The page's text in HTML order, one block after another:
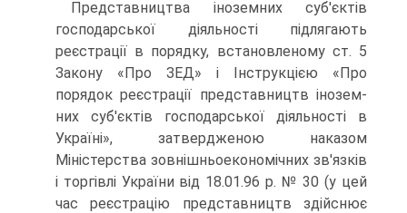
Представництва іноземних суб'єктів
господарської діяльності підлягають
реєстрації в порядку, встановленому ст. 5
Закону «Про ЗЕД» і Інструкцією «Про
порядок реєстрації представництв інозем­
них суб'єктів господарської діяльності в
Україні», затвердженою наказом
Міністерства зовнішньоекономічних зв'язків
і торгівлі України від 18.01.96 р. № 30 (у цей
час реєстрацію представництв здійснює